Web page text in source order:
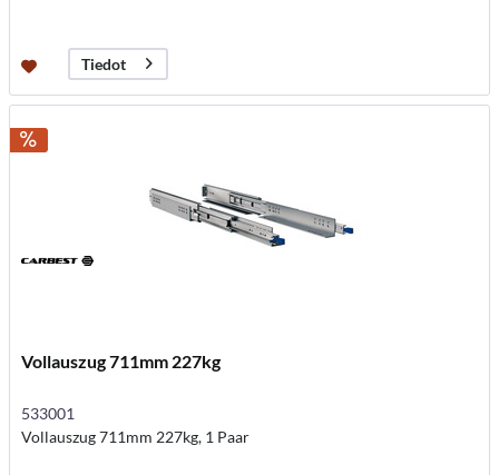
Tiedot
Vollauszug 711mm 227kg
533001
Vollauszug 711mm 227kg, 1 Paar